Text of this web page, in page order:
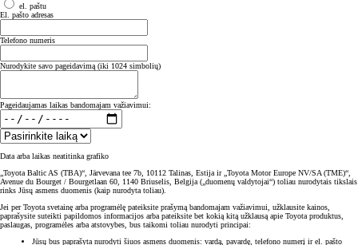
el. paštu
El. pašto adresas
Telefono numeris
Nurodykite savo pageidavimą (iki 1024 simbolių)
Pageidaujamas laikas bandomajam važiavimui:
Data arba laikas neatitinka grafiko
„Toyota Baltic AS (TBA)“, Järvevana tee 7b, 10112 Talinas, Estija ir „Toyota Motor Europe NV/SA (TME)“,
Avenue du Bourget / Bourgetlaan 60, 1140 Briuselis, Belgija („duomenų valdytojai“) toliau nurodytais tikslais
rinks Jūsų asmens duomenis (kaip nurodyta toliau).
Jei per Toyota svetainę arba programėlę pateiksite prašymą bandomajam važiavimui, užklausite kainos,
paprašysite suteikti papildomos informacijos arba pateiksite bet kokią kitą užklausą apie Toyota produktus,
paslaugas, programėles arba atstovybes, bus taikomi toliau nurodyti principai:
Jūsų bus paprašyta nurodyti šiuos asmens duomenis: vardą, pavardę, telefono numerį ir el. pašto